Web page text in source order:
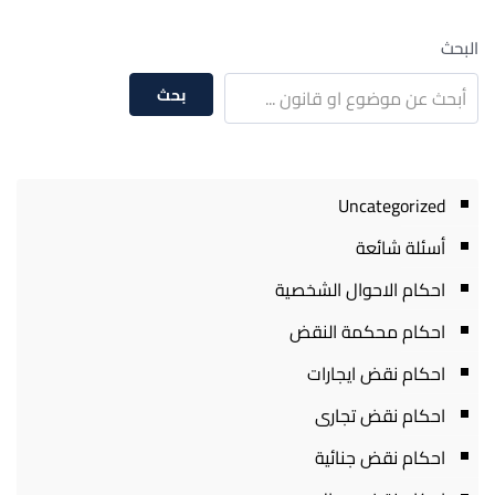
البحث
بحث
Uncategorized
أسئلة شائعة
احكام الاحوال الشخصية
احكام محكمة النقض
احكام نقض ايجارات
احكام نقض تجارى
احكام نقض جنائية